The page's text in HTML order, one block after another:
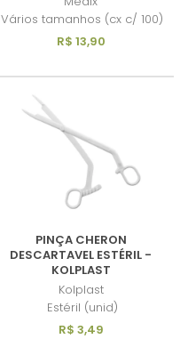
Vários tamanhos (cx c/ 100)
R$ 13,90
PINÇA CHERON
DESCARTAVEL ESTÉRIL -
KOLPLAST
Kolplast
Estéril (unid)
R$ 3,49